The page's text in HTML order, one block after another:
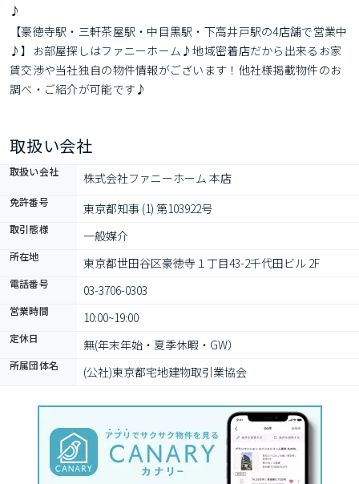
♪
【豪徳寺駅・三軒茶屋駅・中目黒駅・下高井戸駅の4店舗で営業中
♪】お部屋探しはファニーホーム♪地域密着店だから出来るお家
賃交渉や当社独自の物件情報がございます！他社様掲載物件のお
調べ・ご紹介が可能です♪
取扱い会社
取扱い会社 株式会社ファニーホーム 本店
免許番号 東京都知事 (1) 第103922号
取引態様 一般媒介
所在地 東京都世田谷区豪徳寺１丁目43-2千代田ビル 2F
電話番号 03-3706-0303
営業時間 10:00~19:00
定休日 無(年末年始・夏季休暇・GW）
所属団体名 (公社)東京都宅地建物取引業協会